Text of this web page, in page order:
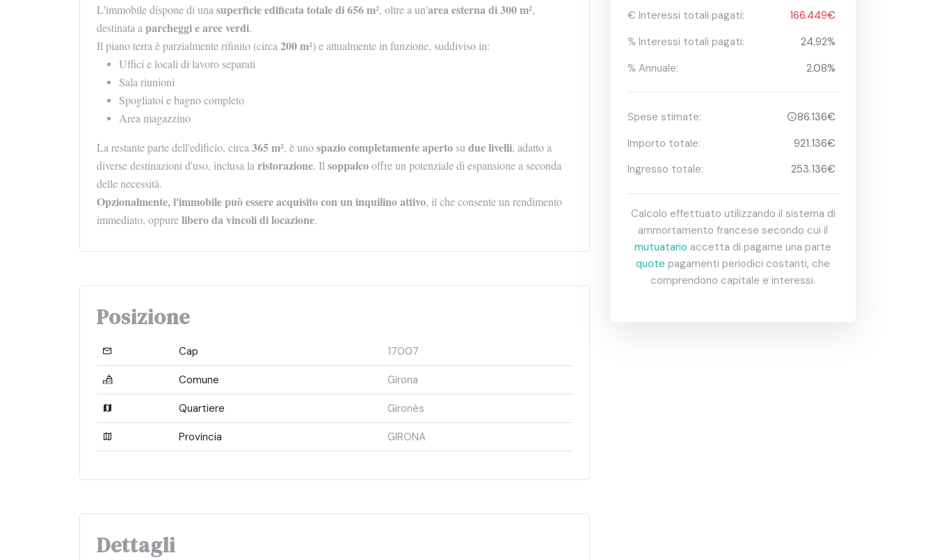
L'immobile dispone di una superficie edificata totale di 656 m², oltre a un'area esterna di 300 m²,
destinata a parcheggi e aree verdi.
Il piano terra è parzialmente rifinito (circa 200 m²) e attualmente in funzione, suddiviso in:
Uffici e locali di lavoro separati
Sala riunioni
Spogliatoi e bagno completo
Area magazzino
La restante parte dell'edificio, circa 365 m², è unospazio completamente aperto su due livelli, adatto a
diverse destinazioni d'uso, inclusa la ristorazione. Il soppalcooffre un potenziale di espansione a seconda
delle necessità.
Opzionalmente, l'immobile può essere acquisito con un inquilino attivo, il che consente un rendimento
immediato, oppurelibero da vincoli di locazione.
Posizione
Cap 17007
Comune Girona
Quartiere Gironès
Provincia GIRONA
Dettagli
€ Interessi totali pagati:
166.449€
% Interessi totali pagati:
24.92%
% Annuale:
2.08%
Spese stimate:
86.136€
Importo totale:
921.136€
Ingresso totale:
253.136€
Calcolo effettuato utilizzando il sistema di
ammortamento francese secondo cui il
mutuatario accetta di pagarne una parte
quotepagamenti periodici costanti, che
comprendono capitale e interessi.